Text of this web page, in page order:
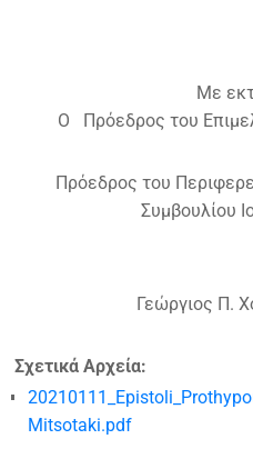
Με
Ο Πρόεδρος του
Πρόεδρος του
Συμβουλίου
Γεώργιος Π.
Σχετικά Αρχεία:
Mitsotaki.pdf